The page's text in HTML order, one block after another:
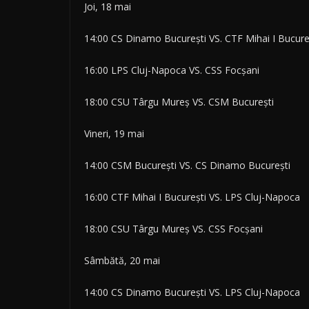
Joi, 18 mai
14:00 CS Dinamo București VS. CTF Mihai I
16:00 LPS Cluj-Napoca VS. CSS Focșani
18:00 CSU Târgu Mureș VS. CSM București
Vineri, 19 mai
14:00 CSM București VS. CS Dinamo București
16:00 CTF Mihai I București VS. LPS Cluj-Napoca
18:00 CSU Târgu Mureș VS. CSS Focșani
Sâmbătă, 20 mai
14:00 CS Dinamo București VS. LPS Cluj-Napoca